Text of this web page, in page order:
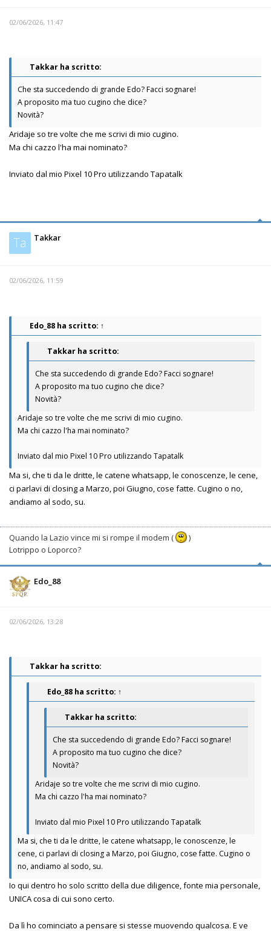
02/06/2026, 11:47
Takkar ha scritto:
Che sta succedendo di grande Edo? Facci sognare!
A proposito ma tuo cugino che dice?
Novità?
Aridaje so tre volte che me scrivi di mio cugino.
Ma chi cazzo l'ha mai nominato?
Inviato dal mio Pixel 10 Pro utilizzando Tapatalk
Ta Takkar
02/06/2026, 11:59
Edo_88 ha scritto: ↑
Takkar ha scritto:
Che sta succedendo di grande Edo? Facci sognare!
A proposito ma tuo cugino che dice?
Novità?
Aridaje so tre volte che me scrivi di mio cugino.
Ma chi cazzo l'ha mai nominato?
Inviato dal mio Pixel 10 Pro utilizzando Tapatalk
Ma si, che ti da le dritte, le catene whatsapp, le conoscenze, le cene,
ci parlavi di closing a Marzo, poi Giugno, cose fatte. Cugino o no,
andiamo al sodo, su.
Quando la Lazio vince mi si rompe il modem (
)
Lotrippo o Loporco?
Edo_88
02/06/2026, 13:28
Takkar ha scritto:
Edo_88 ha scritto: ↑
Takkar ha scritto:
Che sta succedendo di grande Edo? Facci sognare!
A proposito ma tuo cugino che dice?
Novità?
Aridaje so tre volte che me scrivi di mio cugino.
Ma chi cazzo l'ha mai nominato?
Inviato dal mio Pixel 10 Pro utilizzando Tapatalk
Ma si, che ti da le dritte, le catene whatsapp, le conoscenze, le
cene, ci parlavi di closing a Marzo, poi Giugno, cose fatte. Cugino o
no, andiamo al sodo, su.
Io qui dentro ho solo scritto della due diligence, fonte mia personale,
UNICA cosa di cui sono certo.
Da lì ho cominciato a pensare si stesse muovendo qualcosa. E ve